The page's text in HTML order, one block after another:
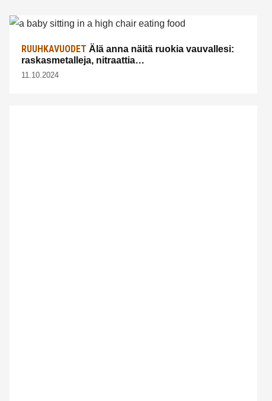
RUUHKAVUODET Älä anna näitä ruokia vauvallesi:
raskasmetalleja, nitraattia…
11.10.2024